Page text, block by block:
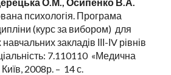
психологія. Програма
(курс за вибором) для
закладів ІІІ-ІV рівнів
7.110110 «Медична
2008р. – 14 с.